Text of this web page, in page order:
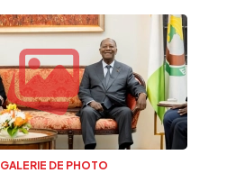
GALERIE DE PHOTO